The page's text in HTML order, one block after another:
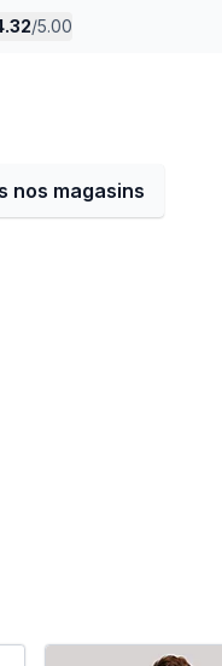
/5.00
nos magasins